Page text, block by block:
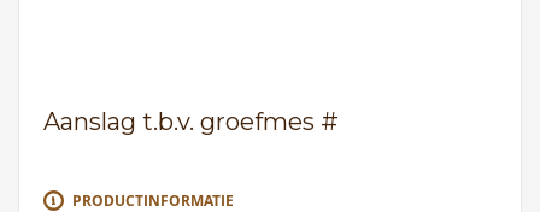
Aanslag t.b.v. groefmes #
PRODUCTINFORMATIE